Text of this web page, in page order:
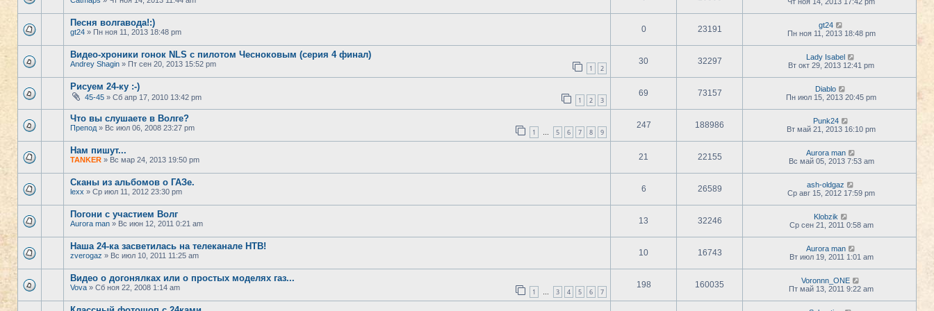
Песня волгавода!:)
gt24 » Пн ноя 11, 2013 18:48 pm 0 23191
gt24
Пн ноя 11, 2013 18:48 pm
Видео-хроники гонок NLS с пилотом Чесноковым (серия 4 финал)
Andrey Shagin » Пт сен 20, 2013 15:52 pm 1 2
30 32297
Lady Isabel
Вт окт 29, 2013 12:41 pm
Рисуем 24-ку :-)
45-45 » Сб апр 17, 2010 13:42 pm 1 2 3
69 73157
Diablo
Пн июл 15, 2013 20:45 pm
Что вы слушаете в Волге?
Препод » Вс июл 06, 2008 23:27 pm 1 … 5 6 7 8 9
247 188986
Punk24
Вт май 21, 2013 16:10 pm
Нам пишут...
TANKER » Вс мар 24, 2013 19:50 pm 21 22155
Aurora man
Вс май 05, 2013 7:53 am
Сканы из альбомов о ГАЗе.
lexx » Ср июл 11, 2012 23:30 pm 6 26589
ash-oldgaz
Ср авг 15, 2012 17:59 pm
Погони с участием Волг
Aurora man » Вс июн 12, 2011 0:21 am 13 32246
Klobzik
Ср сен 21, 2011 0:58 am
Наша 24-ка засветилась на телеканале НТВ!
zverogaz » Вс июл 10, 2011 11:25 am 10 16743
Aurora man
Вт июл 19, 2011 1:01 am
Видео о догонялках или о простых моделях газ...
Vova » Сб ноя 22, 2008 1:14 am 1 … 3 4 5 6 7
198 160035
Voronnn_ONE
Пт май 13, 2011 9:22 am